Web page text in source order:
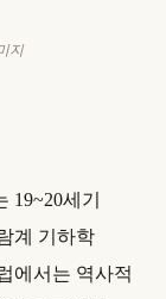
지
세기
계 기하학
에서는 역사적